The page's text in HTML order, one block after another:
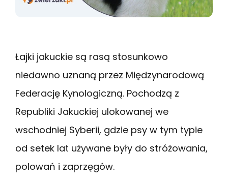
Łajki jakuckie są rasą stosunkowo
niedawno uznaną przez Międzynarodową
Federację Kynologiczną. Pochodzą z
Republiki Jakuckiej ulokowanej we
wschodniej Syberii, gdzie psy w tym typie
od setek lat używane były do stróżowania,
polowań i zaprzęgów.